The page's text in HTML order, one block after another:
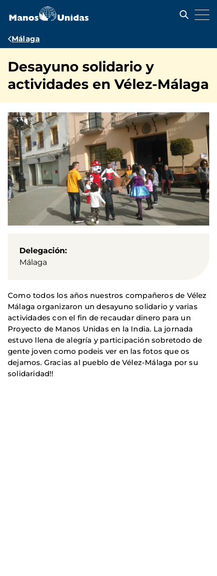
contenido
Ruta
navegación
Málaga
Desayuno solidario y
actividades en Vélez-Málaga
Delegación
Málaga
Como todos los años nuestros compañeros de Vélez
Málaga organizaron un desayuno solidario y varias
actividades con el fin de recaudar dinero para un
Proyecto de Manos Unidas en la India. La jornada
estuvo llena de alegría y participación sobretodo de
gente joven como podeis ver en las fotos que os
dejamos. Gracias al pueblo de Vélez-Málaga por su
solidaridad!!